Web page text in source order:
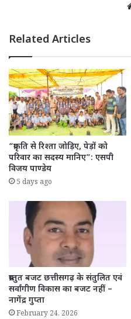
Related Articles
“प्रकृति से रिश्ता जोड़िए, पेड़ों को
परिवार का सदस्य मानिए”: एसपी
विजय पाण्डेय
5 days ago
प्रस्तुत बजट छत्तीसगढ़ के संतुलित एवं
सर्वांगीण विकास का बजट नहीं –
नागेंद्र गुप्ता
February 24, 2026